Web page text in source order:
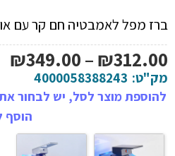
ברז מפל לאמבטיה חם קר עם
₪312.00
–
₪349.00
מק"ט: 4000058388243
להוספת מוצר לסל, יש לבחור
הוסף